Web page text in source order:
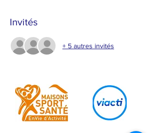
Invités
+ 5 autres invités